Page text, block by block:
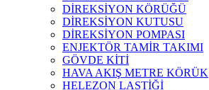
DİREKSİYON KÖRÜĞÜ
DİREKSİYON KUTUSU
DİREKSİYON POMPASI
ENJEKTÖR TAMİR TAKIMI
GÖVDE KİTİ
HAVA AKIŞ METRE KÖRÜK
HELEZON LASTİĞİ